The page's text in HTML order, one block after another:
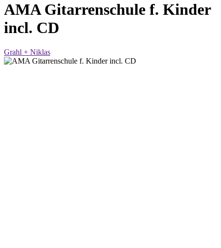
AMA Gitarrenschule f. Kinder
incl. CD
Grahl + Niklas